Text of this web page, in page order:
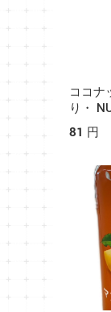
ココナ
り・
DỪA
81 円